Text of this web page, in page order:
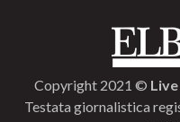
Copyright 2021 ©
Testata giornalistica